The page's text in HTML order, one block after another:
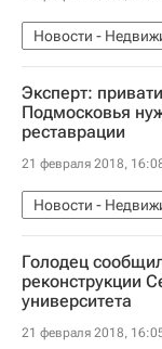
Новости -
Проблемы O1
Эксперт:
Подмосковья
реставрации
21 февраля 2018,
Новости -
Реставрация
Московская
Голодец
реконструкции
университета
21 февраля 2018,